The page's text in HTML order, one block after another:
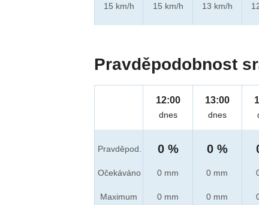
15 km/h
15 km/h
13 km/h
Pravděpodobnost
Pravděpod.
Očekáváno
Maximum
12:00
dnes
0 %
0 mm
0 mm
13:00
dnes
0 %
0 mm
0 mm